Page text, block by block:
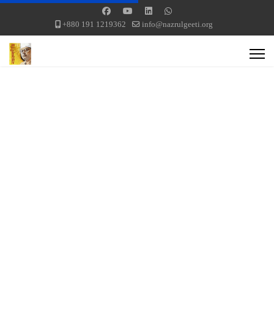
+880 191 1219362 info@nazrulgeeti.org